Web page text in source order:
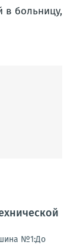
в больницу,
№1:До